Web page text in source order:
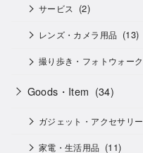
サービス (2)
レンズ・カメラ用品 (13)
撮り歩き・フォトウォーク
Goods・Item (34)
ガジェット・アクセサリー
家電・生活用品 (11)